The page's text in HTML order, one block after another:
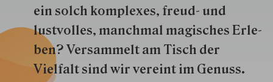
ein solch kom­plexes, freud- und
lustvolles, manchmal ma­gisch­es Er­le­
ben? Versammelt am Tisch der
Vielfalt sind wir ver­eint im Genuss.